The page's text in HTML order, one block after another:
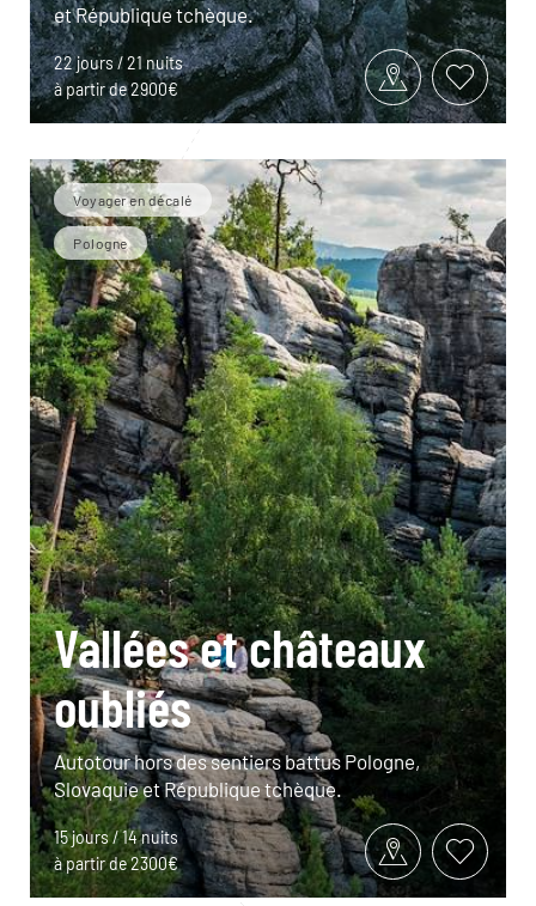
et République tchèque.
22 jours / 21 nuits
à partir de 2900€
Voyager en décalé
Pologne
Vallées et châteaux
oubliés
Autotour hors des sentiers battus Pologne,
Slovaquie et République tchèque.
15 jours / 14 nuits
à partir de 2300€